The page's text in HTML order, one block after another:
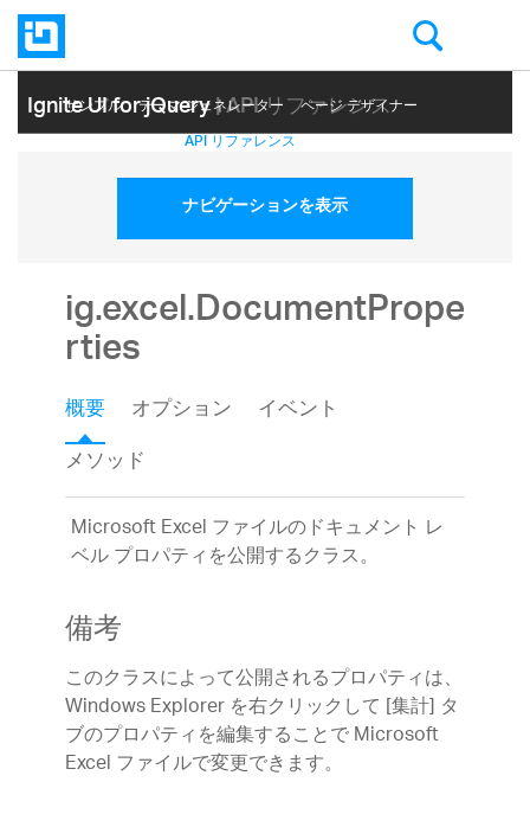
Ignite UI for jQuery| API リファレンス
サンプル テーマ ジェネレーター ページ デザイナー
ヘルプ トピック API リファレンス
ナビゲーションを表示
ig.excel.DocumentPrope
rties
概要 オプション
イベント
メソッド
Microsoft Excel ファイルのドキュメント レ
ベル プロパティを公開するクラス。
備考
このクラスによって公開されるプロパティは、
Windows Explorer を右クリックして [集計] タ
ブのプロパティを編集することで Microsoft
Excel ファイルで変更できます。